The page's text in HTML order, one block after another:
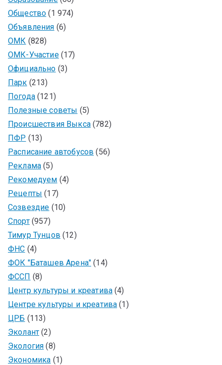
Общество (1 974)
Объявления (6)
ОМК (828)
ОМК-Участие(17)
Официально (3)
Парк (213)
Погода(121)
Полезные советы (5)
Происшествия Выкса(782)
ПФР (13)
Расписание автобусов (56)
Реклама (5)
Рекомедуем (4)
Рецепты (17)
Созвездие (10)
Спорт(957)
Тимур Тунцов (12)
ФНС (4)
ФОК "Баташев Арена" (14)
ФССП (8)
Центр культуры и креатива (4)
Центре культуры и креатива (1)
ЦРБ (113)
Эколант (2)
Экология (8)
Экономика (1)